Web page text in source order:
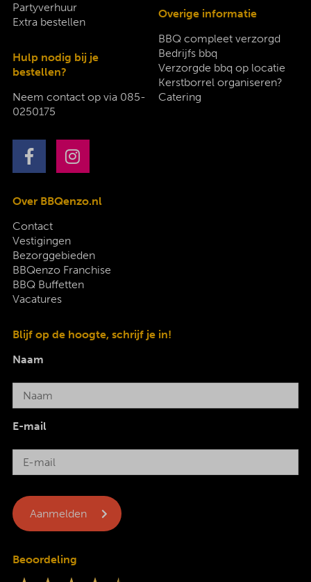
Partyverhuur
Extra bestellen
Hulp nodig bij je
bestellen?
Neem contact op via 085-
0250175
Overige informatie
BBQ compleet verzorgd
Bedrijfs bbq
Verzorgde bbq op locatie
Kerstborrel organiseren?
Catering
Over BBQenzo.nl
Contact
Vestigingen
Bezorggebieden
BBQenzo Franchise
BBQ Buffetten
Vacatures
Blijf op de hoogte, schrijf je in!
Naam
E-mail
Beoordeling